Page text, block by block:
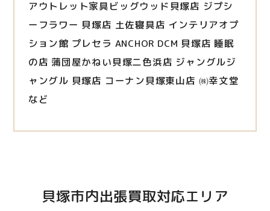
アウトレット家具ビッグウッド貝塚店 ジプシ
ーフラワー 貝塚店 土佐寝具店 インテリアオプ
ション館 プレセラ ANCHOR DCM 貝塚店 睡眠
の店 蒲団屋かねい貝塚二色浜店 ジャングルジ
ャングル 貝塚店 コーナン貝塚東山店 ㈱幸文堂
など
貝塚市内出張買取対応エリア